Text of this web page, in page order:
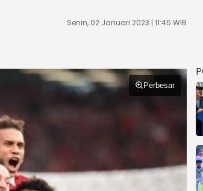
Senin, 02 Januari 2023 | 11:45 WIB
Perbesar